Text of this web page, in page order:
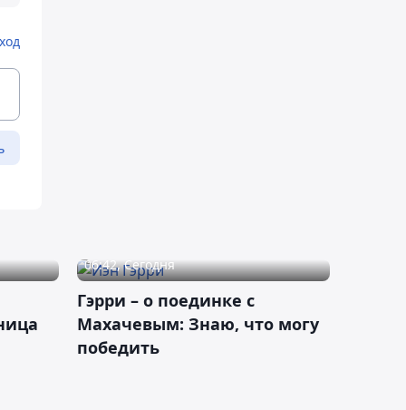
06:42, Сегодня
Гэрри – о поединке с
Махачевым: Знаю, что могу
победить